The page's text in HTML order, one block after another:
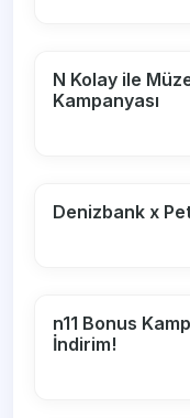
N Kolay ile
Kampanyası
Denizbank x
n11 Bonus
İndirim!